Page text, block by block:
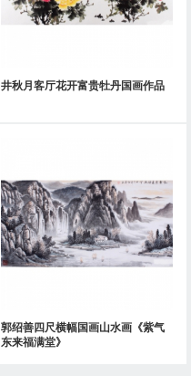
井秋月客厅花开富贵牡丹国画作品
郭绍善四尺横幅国画山水画《紫气
东来福满堂》